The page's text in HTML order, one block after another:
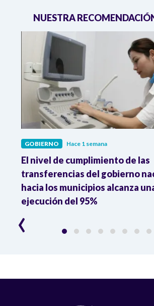
NUESTRA
GOBIERNO Hace 1 semana
El nivel de cumplimiento de las
transferencias del gobierno
hacia los municipios alcanza
ejecución del 95%
‹